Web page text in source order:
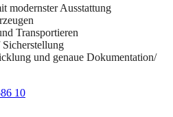
modernster Ausstattung
Transportieren
und genaue Dokumentation/
10